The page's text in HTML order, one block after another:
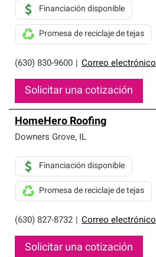
(630) 830-9600 Correo electrónico
Financiación disponible
Promesa de reciclaje de tejas
Solicitar una cotización
HomeHero Roofing
Downers Grove, IL
(630) 827-8732 Correo electrónico
Financiación disponible
Promesa de reciclaje de tejas
Solicitar una cotización